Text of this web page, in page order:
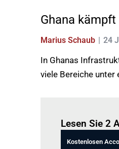
Ghana
Marius Schaub 24
In Ghanas
viele Bereiche unter
Lesen Sie 2
Kostenlosen